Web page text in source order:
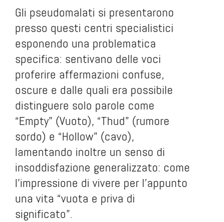
Gli pseudomalati si presentarono
presso questi centri specialistici
esponendo una problematica
specifica: sentivano delle voci
proferire affermazioni confuse,
oscure e dalle quali era possibile
distinguere solo parole come
“Empty” (Vuoto), “Thud” (rumore
sordo) e “Hollow” (cavo),
lamentando inoltre un senso di
insoddisfazione generalizzato: come
l’impressione di vivere per l’appunto
una vita “vuota e priva di
significato”.